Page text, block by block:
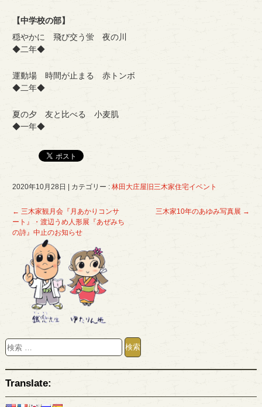
【中学校の部】
穏やかに 飛び交う蛍 夜の川
◆二年◆
運動場 時間が止まる 赤トンボ
◆二年◆
夏の夕 友と比べる 小麦肌
◆一年◆
2020年10月28日 カテゴリー : 林田大庄屋旧三木家住宅イベント
← 三木家観月会『月あかりコンサ
ート』・渡辺うめ人形展『あぜみち
の詩』中止のお知らせ
三木家10年のあゆみ写真展 →
Translate: